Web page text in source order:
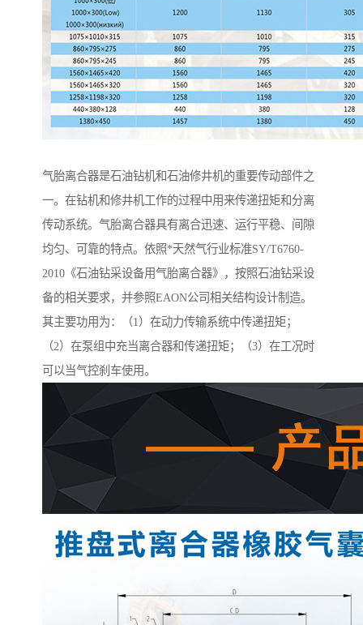
气胎离合器是石油钻机和石油修井机的重要传动部件之
一。在钻机和修井机工作的过程中用来传递扭矩和分离
传动系统。气胎离合器具有离合迅速、运行平稳、间隙
均匀、可靠的特点。依照*天然气行业标准SY/T6760-
2010《石油钻采设备用气胎离合器》，按照石油钻采设
备的相关要求，并参照EAON公司相关结构设计制造。
其主要功用为：（1）在动力传输系统中传递扭矩；
（2）在泵组中充当离合器和传递扭矩；（3）在工况时
可以当气控刹车使用。